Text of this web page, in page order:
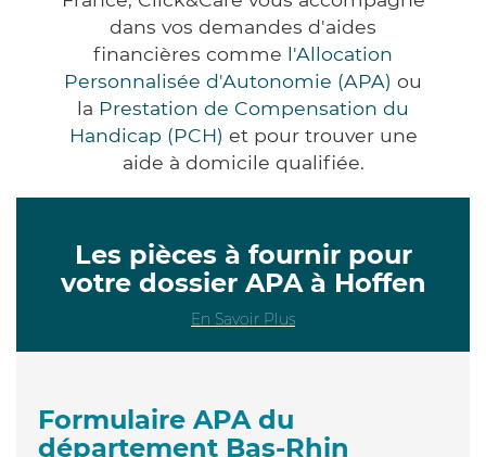
dans vos demandes d'aides
financières comme l'Allocation
Personnalisée d'Autonomie (APA) ou
la Prestation de Compensation du
Handicap (PCH) et pour trouver une
aide à domicile qualifiée.
Les pièces à fournir pour
votre dossier APA à Hoffen
En Savoir Plus
Formulaire APA du
département Bas-Rhin